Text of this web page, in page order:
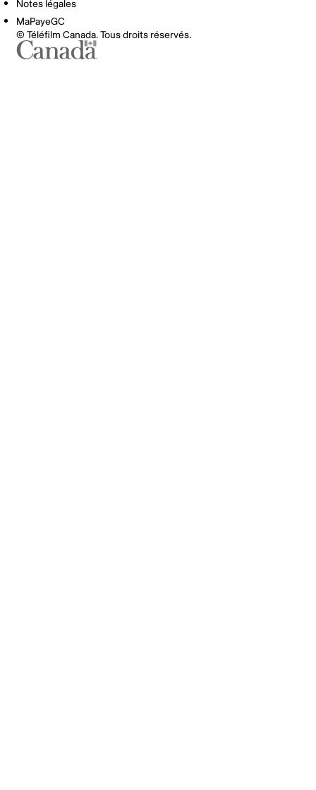
Notes légales
MaPayeGC
© Téléfilm Canada. Tous droits réservés.